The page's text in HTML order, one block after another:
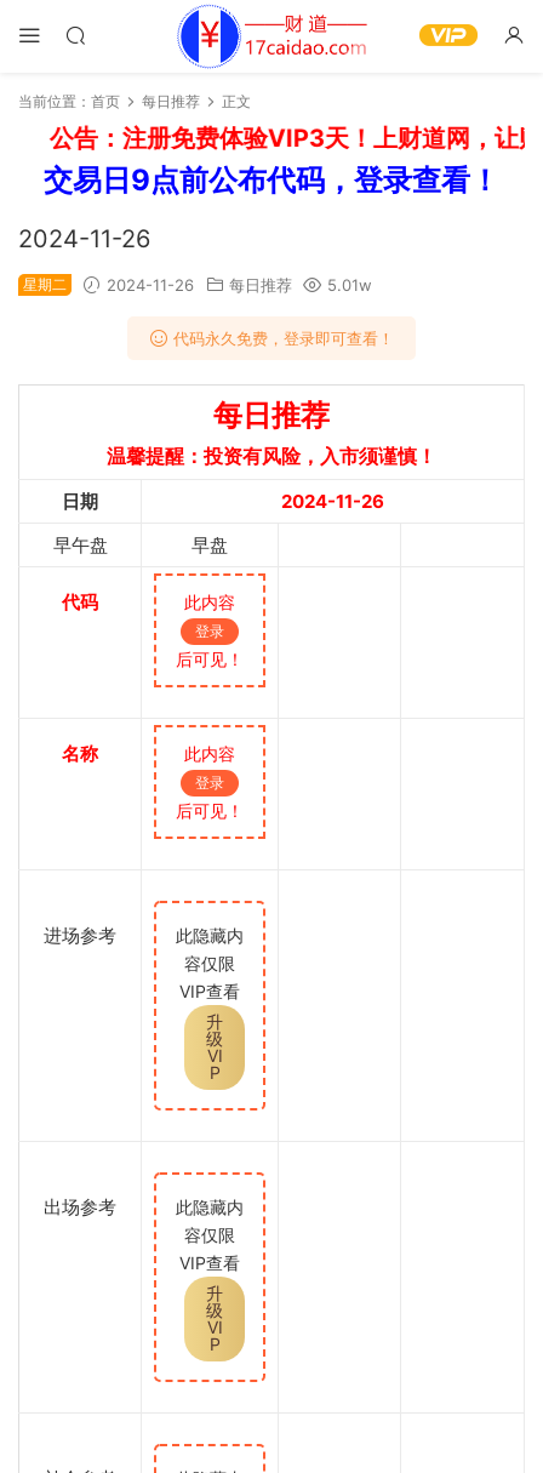
当前位置： 首页 每日推荐 正文
公告：注册免费体验VIP3天！上财道网，让
交易日9点前公布代码，登录查看！
2024-11-26
星期二 2024-11-26 每日推荐 5.01w
代码永久免费，登录即可查看！
每日推荐
温馨提醒：投资有风险，入市须谨慎！
日期
2024-11-26
早午盘
早盘
代码 此内容
登录
后可见！
名称 此内容
登录
后可见！
进场参考
此隐藏内
容仅限
VIP查看
升
级
VI
P
出场参考
此隐藏内
容仅限
VIP查看
升
级
VI
P